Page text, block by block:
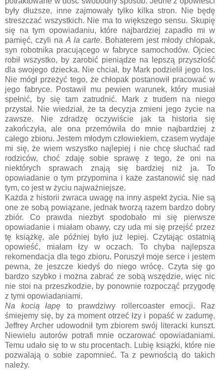
były dłuższe, inne zajmowały tylko kilka stron. Nie będę
streszczać wszystkich. Nie ma to większego sensu. Skupię
się na tym opowiadaniu, które najbardziej zapadło mi w
pamięć, czyli na A la carte. Bohaterem jest młody chłopak,
syn robotnika pracującego w fabryce samochodów. Ojciec
robił wszystko, by zarobić pieniądze na lepszą przyszłość
dla swojego dziecka. Nie chciał, by Mark podzielił jego los.
Nie mógł przeżyć tego, że chłopak postanowił pracować w
jego fabryce. Postawił mu pewien warunek, który musiał
spełnić, by się tam zatrudnić. Mark z trudem na niego
przystał. Nie wiedział, że ta decyzja zmieni jego życie na
zawsze. Nie zdradzę oczywiście jak ta historia się
zakończyła, ale ona przemówiła do mnie najbardziej z
całego zbioru. Jestem młodym człowiekiem, czasem wydaje
mi się, że wiem wszystko najlepiej i nie chcę słuchać rad
rodziców, choć zdaję sobie sprawę z tego, że oni na
niektórych sprawach znają się bardziej niż ja. To
opowiadanie o tym przypomina i każe zastanowić się nad
tym, co jest w życiu najważniejsze.
Każda z historii zwraca uwagę na inny aspekt życia. Nie są
one ze sobą powiązane, jednak tworzą razem bardzo dobry
zbiór. Co prawda niezbyt spodobało mi się pierwsze
opowiadanie i miałam obawy, czy uda mi się przejść przez
tę książkę, ale później było już lepiej. Czytając ostatnią
opowieść, miałam łzy w oczach. To chyba najlepsza
rekomendacja dla tego zbioru. Poruszył moje serce i jestem
pewna, że jeszcze kiedyś do niego wrócę. Czyta się go
bardzo szybko i można zabrać ze sobą wszędzie, więc nic
nie stoi na przeszkodzie, by ponownie rozpocząć przygodę
z tymi opowiadaniami.
Na kocią łapę to prawdziwy rollercoaster emocji. Raz
śmiejemy się, by za moment otrzeć łzy i popaść w zadumę.
Jeffrey Archer udowodnił tym zbiorem swój literacki kunszt.
Niewielu autorów potrafi mnie oczarować opowiadaniami.
Temu udało się to w stu procentach. Lubię książki, które nie
pozwalają o sobie zapomnieć. Ta z pewnością do takich
należy.